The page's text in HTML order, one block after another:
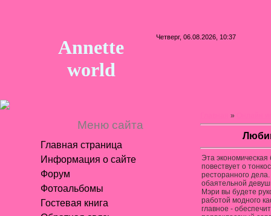
Annette
world
Четверг, 06.08.2026, 10:37
Меню сайта
Главная страница
Информация о сайте
Форум
Фотоальбомы
Гостевая книга
»
Эта экономическая
повествует о
ресторанного
обаятельной
Мэри вы будете
работой модного
главное -